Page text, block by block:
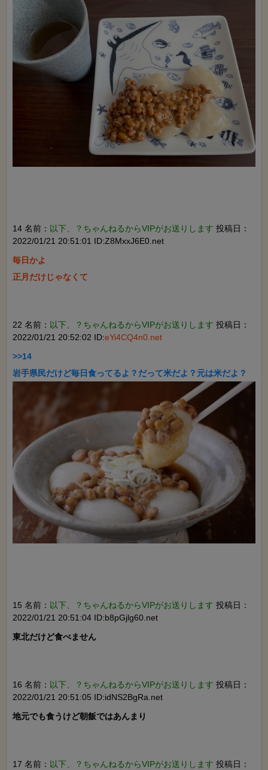
14 名前： 以下、？ちゃんねるからVIPがお送りします 投稿日：
2022/01/21 20:51:01 ID:Z8MxxJ6E0.net
毎日かよ
正月だけじゃなくて
22 名前： 以下、？ちゃんねるからVIPがお送りします 投稿日：
2022/01/21 20:52:02 ID:eYi4CQ4n0.net
>>14
15 名前： 以下、？ちゃんねるからVIPがお送りします 投稿日：
2022/01/21 20:51:04 ID:b8pGjlg60.net
東北だけど食べません
16 名前： 以下、？ちゃんねるからVIPがお送りします 投稿日：
2022/01/21 20:51:05 ID:idNS2BgRa.net
地元でも食うけど朝飯ではあんまり
17 名前： 以下、？ちゃんねるからVIPがお送りします 投稿日：